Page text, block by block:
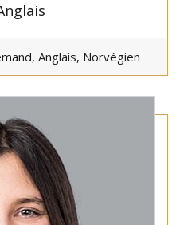
Anglais, Norvégien